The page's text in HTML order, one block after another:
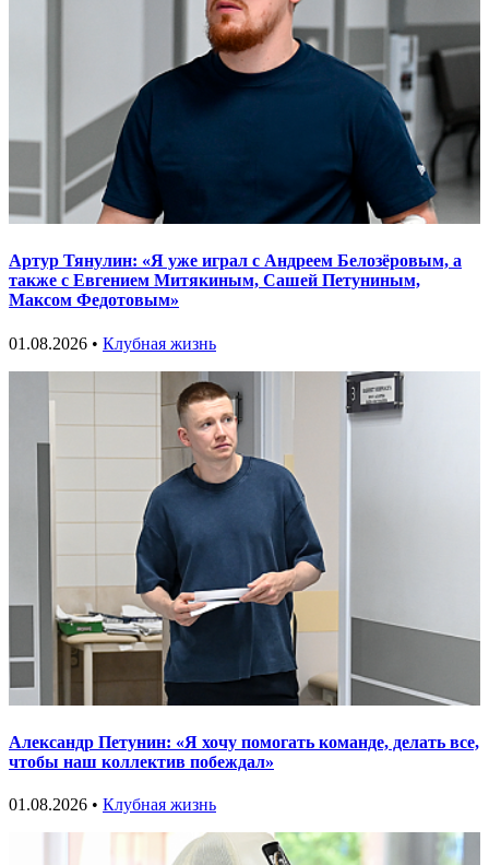
Артур Тянулин: «Я уже играл с Андреем Белозёровым, а
также с Евгением Митякиным, Сашей Петуниным,
Максом Федотовым»
01.08.2026 • Клубная жизнь
Александр Петунин: «Я хочу помогать команде, делать все,
чтобы наш коллектив побеждал»
01.08.2026 • Клубная жизнь